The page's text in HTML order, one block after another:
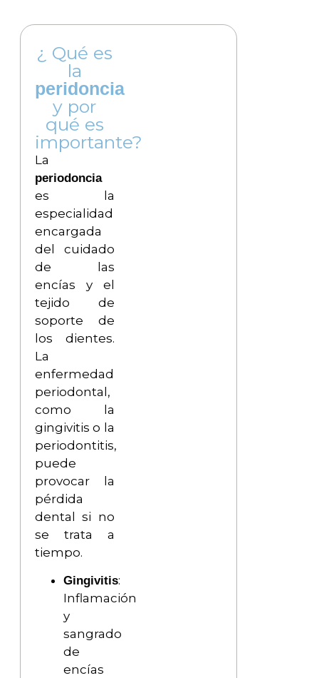
¿ Qué es
la
peridoncia
y por
qué es
importante?
La
periodoncia
es la
especialidad
encargada
del cuidado
de las
encías y el
tejido de
soporte de
los dientes.
La
enfermedad
periodontal,
como la
gingivitis o la
periodontitis,
puede
provocar la
pérdida
dental si no
se trata a
tiempo.
Gingivitis:
Inflamación
y
sangrado
de
encías